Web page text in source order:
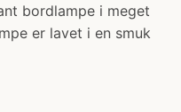
bordlampe i meget
er lavet i en smuk